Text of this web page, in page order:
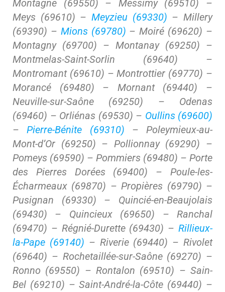
Montagne (69550) – Messimy (69510) –
Meys (69610) – Meyzieu (69330) – Millery
(69390) – Mions (69780) – Moiré (69620) –
Montagny (69700) – Montanay (69250) –
Montmelas-Saint-Sorlin (69640) –
Montromant (69610) – Montrottier (69770) –
Morancé (69480) – Mornant (69440) –
Neuville-sur-Saône (69250) – Odenas
(69460) – Orliénas (69530) – Oullins (69600)
–Pierre-Bénite (69310) – Poleymieux-au-
Mont-d’Or (69250) – Pollionnay (69290) –
Pomeys (69590) – Pommiers (69480) – Porte
des Pierres Dorées (69400) – Poule-les-
Écharmeaux (69870) – Propières (69790) –
Pusignan (69330) – Quincié-en-Beaujolais
(69430) – Quincieux (69650) – Ranchal
(69470) – Régnié-Durette (69430) – Rillieux-
la-Pape (69140) – Riverie (69440) – Rivolet
(69640) – Rochetaillée-sur-Saône (69270) –
Ronno (69550) – Rontalon (69510) – Sain-
Bel (69210) – Saint-André-la-Côte (69440) –